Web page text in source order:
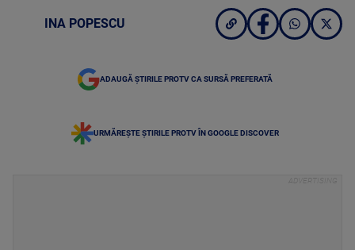
INA POPESCU
ADAUGĂ ȘTIRILE PROTV CA SURSĂ PREFERATĂ
URMĂREȘTE ȘTIRILE PROTV ÎN GOOGLE DISCOVER